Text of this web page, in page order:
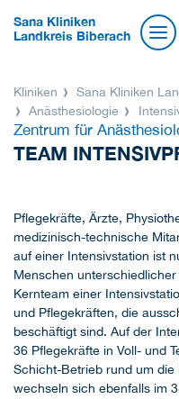
Sana Kliniken
Landkreis Biberach
Kliniken Sana Kliniken
Anästhesiologie
Zentrum für
TEAM
Pflegekräfte, Ärzte,
medizinisch-technische
auf einer Intensivstation ist
Menschen
Kernteam einer
und Pflegekräften, die
beschäftigt sind. Auf der
36 Pflegekräfte in Voll- und
Schicht-Betrieb rund um die
wechseln sich ebenfalls im